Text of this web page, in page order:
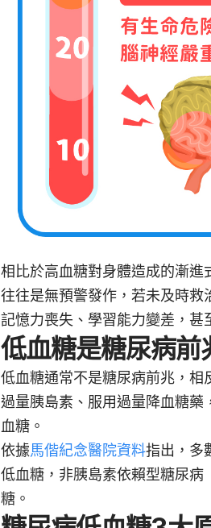
相比於高血糖對身體造成的漸
往往是無預警發作，若未及時救
記憶力喪失、學習能力變差，甚
低血糖是糖尿病前
低血糖通常不是糖尿病前兆，
過量胰島素、服用過量降血糖
血糖。
依據馬偕紀念醫院資料指出，多
低血糖，非胰島素依賴型糖尿
糖。